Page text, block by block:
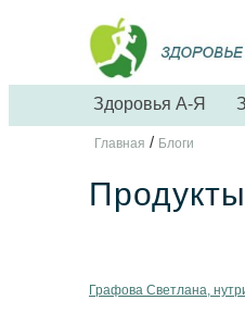
Здоровья А-Я
Главная / Блоги
Графова Светлана,